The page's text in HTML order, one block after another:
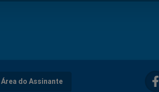
Área do Assinante